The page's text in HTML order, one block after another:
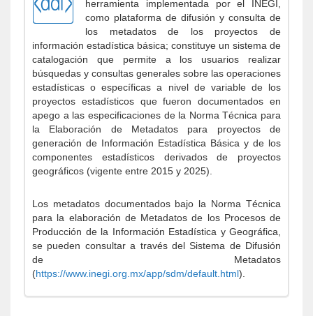
herramienta implementada por el INEGI,
como plataforma de difusión y consulta de
los metadatos de los proyectos de
información estadística básica; constituye un sistema de
catalogación que permite a los usuarios realizar
búsquedas y consultas generales sobre las operaciones
estadísticas o específicas a nivel de variable de los
proyectos estadísticos que fueron documentados en
apego a las especificaciones de la Norma Técnica para
la Elaboración de Metadatos para proyectos de
generación de Información Estadística Básica y de los
componentes estadísticos derivados de proyectos
geográficos (vigente entre 2015 y 2025).
Los metadatos documentados bajo la Norma Técnica
para la elaboración de Metadatos de los Procesos de
Producción de la Información Estadística y Geográfica,
se pueden consultar a través del Sistema de Difusión
de Metadatos
(https://www.inegi.org.mx/app/sdm/default.html).